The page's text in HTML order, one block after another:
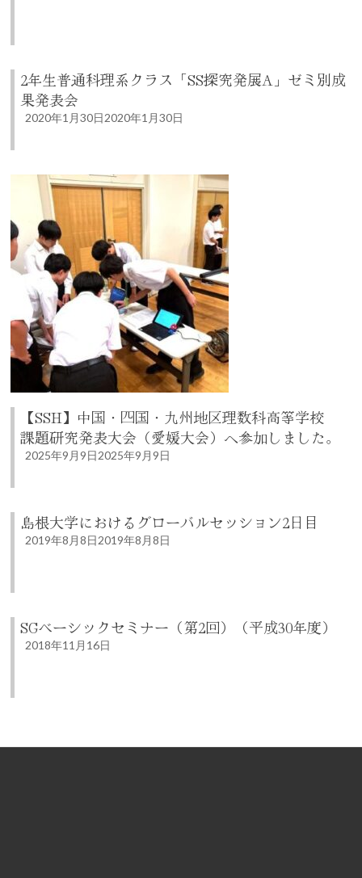
2年生普通科理系クラス「SS探究発展A」ゼミ別成
果発表会
2020年1月30日2020年1月30日
【SSH】中国・四国・九州地区理数科高等学校
課題研究発表大会（愛媛大会）へ参加しました。
2025年9月9日2025年9月9日
島根大学におけるグローバルセッション2日目
2019年8月8日2019年8月8日
SGベーシックセミナー（第2回）（平成30年度）
2018年11月16日